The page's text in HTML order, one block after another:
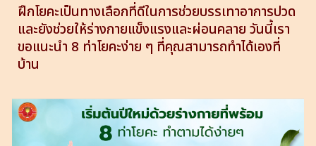
ฝึกโยคะเป็นทางเลือกที่ดีในการช่วยบรรเทาอาการปวด
และยังช่วยให้ร่างกายแข็งแรงและผ่อนคลาย วันนี้เรา
ขอแนะนำ 8 ท่าโยคะง่าย ๆ ที่คุณสามารถทำได้เองที่
บ้าน